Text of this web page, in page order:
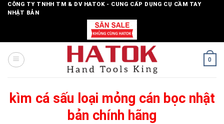
SkipCÔNG TY TNHH TM & DV HATOK - CUNG CẤP DỤNG CỤ CẦM TAY
NHẬT BẢN
0
kìm cá sấu loại mỏng cán bọc nhật
bản chính hãng